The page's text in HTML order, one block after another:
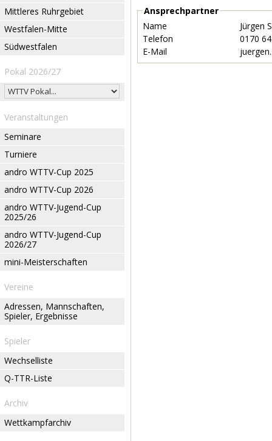
Mittleres Ruhrgebiet
Westfalen-Mitte
Südwestfalen
Pokal 2026/27
Veranstaltungen
Seminare
Turniere
andro WTTV-Cup 2025
andro WTTV-Cup 2026
andro WTTV-Jugend-Cup
2025/26
andro WTTV-Jugend-Cup
2026/27
mini-Meisterschaften
Vereine
Adressen, Mannschaften,
Spieler, Ergebnisse
Spieler
Wechselliste
Q-TTR-Liste
Archiv
Wettkampfarchiv
Ansprechpartner
Name
Jürgen
Telefon
0170
E-Mail